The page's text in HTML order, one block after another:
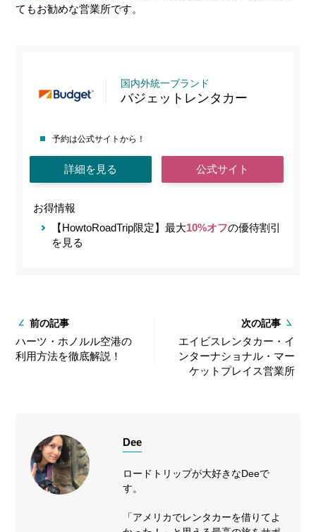
てもお勧めな営業所です。
国内外統一ブランド
バジェットレンタカー
予約は公式サイトから！
詳細を見る 公式サイト
お得情報
【HowtoRoadTrip限定】最大10%オフの優待割引
を見る
前の記事
ハーツ・ホノルル空港の
利用方法を徹底解説！
次の記事
エイビスレンタカー・イ
ンターナショナル・マー
ケットプレイス営業所
Dee
ロードトリップが大好きなDeeで
す。
「アメリカでレンタカーを借りてよ